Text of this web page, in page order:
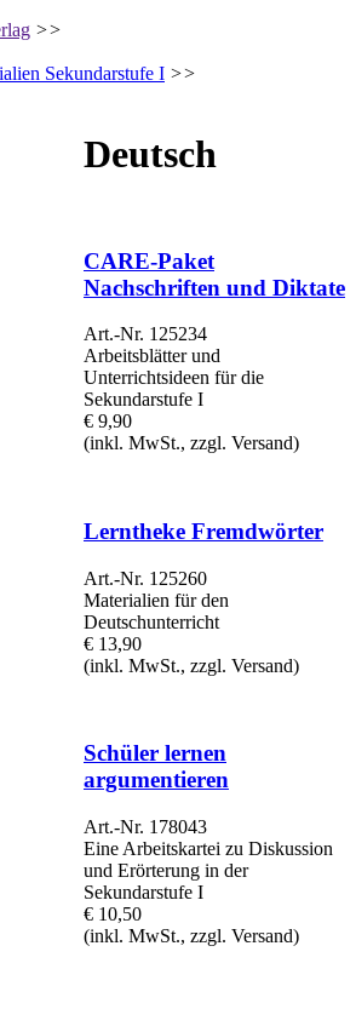
>>
Sekundarstufe I >>
Deutsch
CARE-Paket
Nachschriften und Diktate
Art.-Nr. 125234
Arbeitsblätter und
Unterrichtsideen für die
Sekundarstufe I
€ 9,90
(inkl. MwSt., zzgl. Versand)
Lerntheke Fremdwörter
Art.-Nr. 125260
Materialien für den
Deutschunterricht
€ 13,90
(inkl. MwSt., zzgl. Versand)
Schüler lernen
argumentieren
Art.-Nr. 178043
Eine Arbeitskartei zu Diskussion
und Erörterung in der
Sekundarstufe I
€ 10,50
(inkl. MwSt., zzgl. Versand)